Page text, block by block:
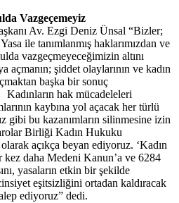
Vazgeçemeyiz
Av. Ezgi Deniz Ünsal “Bizler;
ile tanımlanmış haklarımızdan ve
vazgeçmeyeceğimizin altını
açmanın; şiddet olaylarının ve kadın
başka bir sonuç
hak mücadeleleri
kaybına yol açacak her türlü
gibi bu kazanımların silinmesine izin
Birliği Kadın Hukuku
açıkça beyan ediyoruz. ‘Kadın
daha Medeni Kanun’a ve 6284
yasaların etkin bir şekilde
eşitsizliğini ortadan kaldıracak
ediyoruz” dedi.